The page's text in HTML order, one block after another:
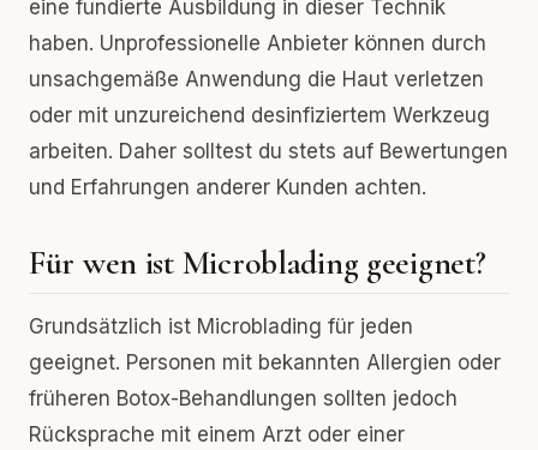
eine fundierte Ausbildung in dieser Technik
haben. Unprofessionelle Anbieter können durch
unsachgemäße Anwendung die Haut verletzen
oder mit unzureichend desinfiziertem Werkzeug
arbeiten. Daher solltest du stets auf Bewertungen
und Erfahrungen anderer Kunden achten.
Für wen ist Microblading geeignet?
Grundsätzlich ist Microblading für jeden
geeignet. Personen mit bekannten Allergien oder
früheren Botox-Behandlungen sollten jedoch
Rücksprache mit einem Arzt oder einer